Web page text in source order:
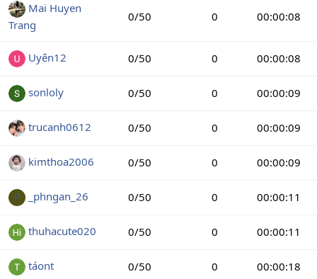
Mai Huyen
Trang
0/50 0 00:00:08
Uyên12 0/50 0 00:00:08
sonloly 0/50 0 00:00:09
trucanh0612 0/50 0 00:00:09
kimthoa2006 0/50 0 00:00:09
P _phngan_26 0/50 0 00:00:11
thuhacute020 0/50 0 00:00:11
táont 0/50 0 00:00:18